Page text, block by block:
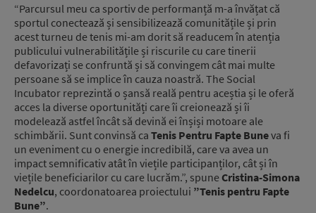
“Parcursul meu ca sportiv de performanță m-a învățat că
sportul conectează și sensibilizează comunitățile și prin
acest turneu de tenis mi-am dorit să readucem în atenția
publicului vulnerabilitățile și riscurile cu care tinerii
defavorizați se confruntă și să convingem cât mai multe
persoane să se implice în cauza noastră. The Social
Incubator reprezintă o șansă reală pentru aceștia și le oferă
acces la diverse oportunități care îi creionează și îi
modelează astfel încât să devină ei înșiși motoare ale
schimbării. Sunt convinsă ca Tenis Pentru Fapte Buneva fi
un eveniment cu o energie incredibilă, care va avea un
impact semnificativ atât în viețile participanților, cât și în
viețile beneficiarilor cu care lucrăm.”, spune Cristina-Simona
Nedelcu, coordonatoarea proiectului ”Tenis pentru Fapte
Bune”.